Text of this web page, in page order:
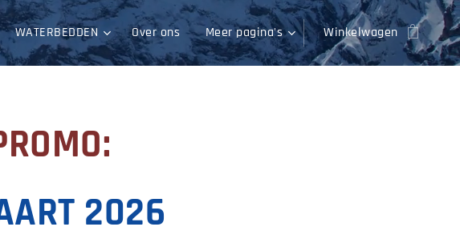
WATERBEDDEN Over ons Meer pagina's Winkelwagen
2026